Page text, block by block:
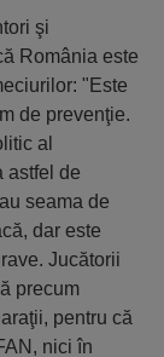
şi
România este
"Este
de prevenţie.
al
astfel de
seama de
dar este
Jucătorii
precum
pentru că
nici în